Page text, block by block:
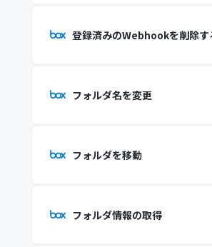
登録済みのWebhookを削除す
フォルダ名を変更
フォルダを移動
フォルダ情報の取得